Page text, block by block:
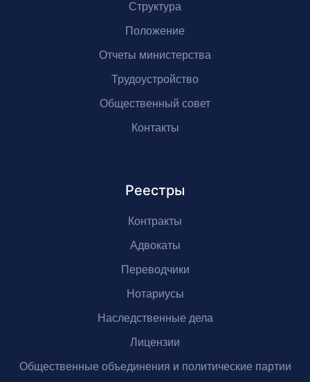
Структура
Положение
Отчеты министерства
Трудоустройство
Общественный совет
Контакты
Реестры
Контракты
Адвокаты
Переводчики
Нотариусы
Наследственные дела
Лицензии
Общественные объединения и политические партии